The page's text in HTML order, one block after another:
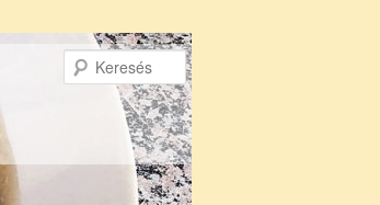
Keresés